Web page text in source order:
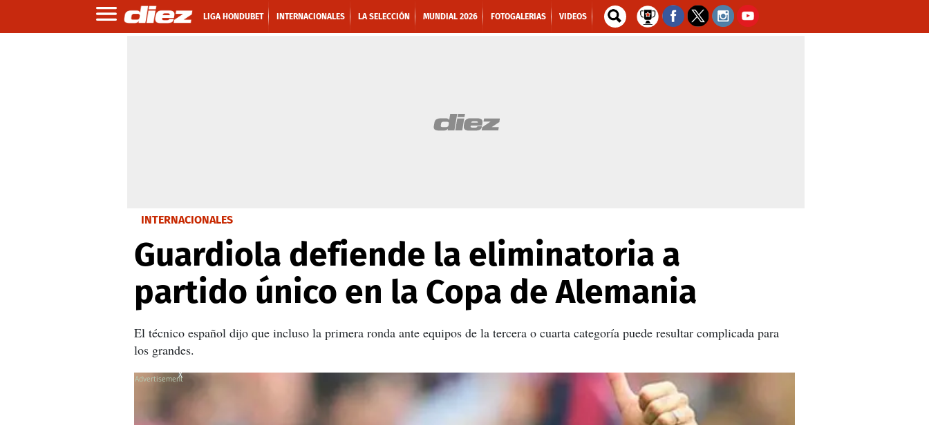
LIGA HONDUBET INTERNACIONALES LA SELECCIÓN MUNDIAL 2026 FOTOGALERIAS VIDEOS
INTERNACIONALES
Guardiola defiende la eliminatoria a
partido único en la Copa de Alemania
El técnico español dijo que incluso la primera ronda ante equipos de la tercera o cuarta categoría puede resultar complicada para
los grandes.
X